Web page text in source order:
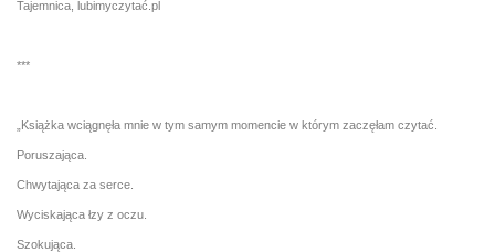
Tajemnica, lubimyczytać.pl
***
„Książka wciągnęła mnie w tym samym momencie w którym zaczęłam czytać.
Poruszająca.
Chwytająca za serce.
Wyciskająca łzy z oczu.
Szokująca.